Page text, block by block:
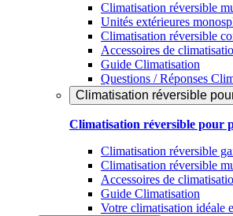
Climatisation réversible
Unités extérieures
Climatisation réversible
Accessoires de
Guide Climatisation
Questions / Réponses
Climatisation réversible
Climatisation réversible pour
Climatisation réversible
Climatisation réversible
Accessoires de
Guide Climatisation
Votre climatisation idéale